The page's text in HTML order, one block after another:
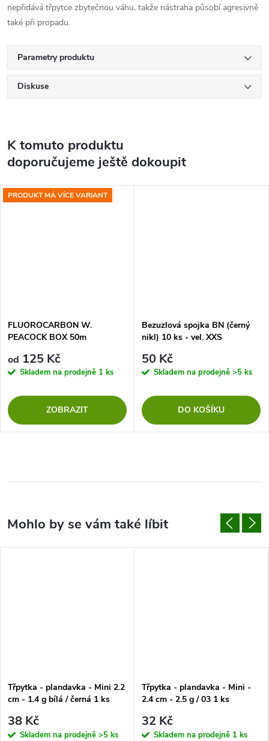
nepřidává třpytce zbytečnou váhu, takže nástraha působí agresivně
také při propadu.
Parametry produktu
Diskuse
K tomuto produktu
doporučujeme ještě dokoupit
PRODUKT MÁ VÍCE VARIANT
FLUOROCARBON W.
PEACOCK BOX 50m
od 125 Kč
Skladem na prodejně 1 ks
ZOBRAZIT
Bezuzlová spojka BN (černý
nikl) 10 ks - vel. XXS
50 Kč
Skladem na prodejně >5 ks
DO KOŠÍKU
Třpytka - plandavka - Mini 2.2
cm - 1.4 g bílá / černá 1 ks
38 Kč
Skladem na prodejně >5 ks
Třpytka - plandavka - Mini -
2.4 cm - 2.5 g / 03 1 ks
32 Kč
Skladem na prodejně 1 ks